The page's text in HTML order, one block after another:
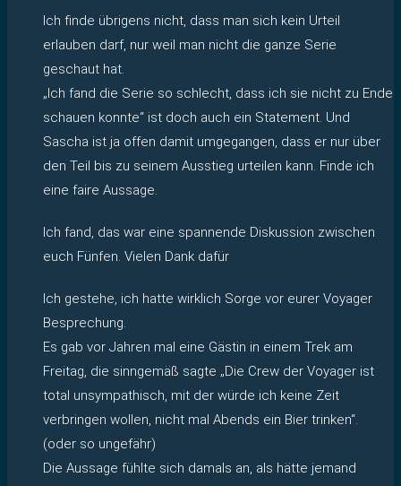
Ich finde übrigens nicht, dass man sich kein Urteil
erlauben darf, nur weil man nicht die ganze Serie
geschaut hat.
„Ich fand die Serie so schlecht, dass ich sie nicht zu Ende
schauen konnte“ ist doch auch ein Statement. Und
Sascha ist ja offen damit umgegangen, dass er nur über
den Teil bis zu seinem Ausstieg urteilen kann. Finde ich
eine faire Aussage.
Ich fand, das war eine spannende Diskussion zwischen
euch Fünfen. Vielen Dank dafür
Ich gestehe, ich hatte wirklich Sorge vor eurer Voyager
Besprechung.
Es gab vor Jahren mal eine Gästin in einem Trek am
Freitag, die sinngemäß sagte „Die Crew der Voyager ist
total unsympathisch, mit der würde ich keine Zeit
verbringen wollen, nicht mal Abends ein Bier trinken“.
(oder so ungefähr)
Die Aussage fühlte sich damals an, als hätte jemand